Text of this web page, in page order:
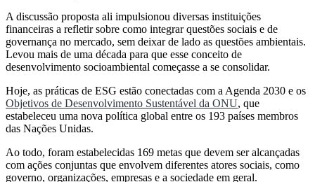
A discussão proposta ali impulsionou diversas instituições
financeiras a refletir sobre como integrar questões sociais e de
governança no mercado, sem deixar de lado as questões ambientais.
Levou mais de uma década para que esse conceito de
desenvolvimento socioambiental começasse a se consolidar.
Hoje, as práticas de ESG estão conectadas com a Agenda 2030 e os
Objetivos de Desenvolvimento Sustentável da ONU, que
estabeleceu uma nova política global entre os 193 países membros
das Nações Unidas.
Ao todo, foram estabelecidas 169 metas que devem ser alcançadas
com ações conjuntas que envolvem diferentes atores sociais, como
governo, organizações, empresas e a sociedade em geral.